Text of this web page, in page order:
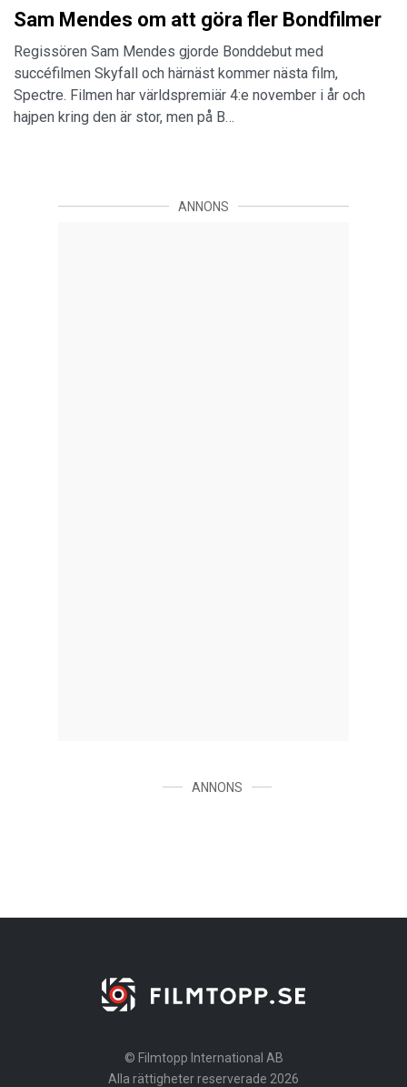
Sam Mendes om att göra fler Bondfilmer
Regissören Sam Mendes gjorde Bonddebut med
succéfilmen Skyfall och härnäst kommer nästa film,
Spectre. Filmen har världspremiär 4:e november i år och
hajpen kring den är stor, men på B…
ANNONS
ANNONS
© Filmtopp International AB
Alla rättigheter reserverade 2026